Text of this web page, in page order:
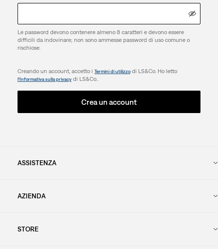
Le password devono contenere almeno 8 caratteri e devono essere
difficili da indovinare; non sono ammesse password di uso comune o
rischiose.
Creando un account, accetto i Termini di utilizzodi LS&Co. Ho letto
l’Informativa sulla privacydi LS&Co..
Crea un account
ASSISTENZA
AZIENDA
STORE